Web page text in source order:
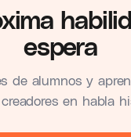
espera
de alumnos y
en habla